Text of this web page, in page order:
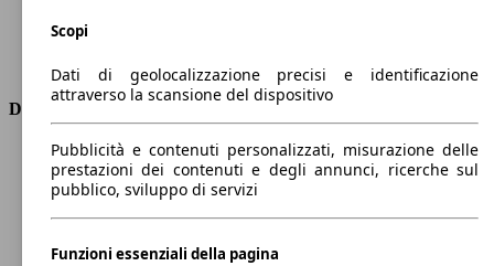
Trasmissione
Dimensioni
Lunghezza
4360 mm
Altezza
1810 mm
Larghezza
Peso massimo
1826 kg
Scopi
Dati di geolocalizzazione precisi e identificazione
attraverso la scansione del dispositivo
Pubblicità e contenuti personalizzati, misurazione delle
prestazioni dei contenuti e degli annunci, ricerche sul
pubblico, sviluppo di servizi
Funzioni essenziali della pagina